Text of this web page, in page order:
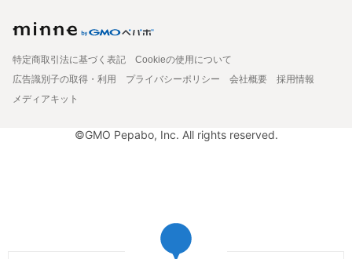
特定商取引法に基づく表記
Cookieの使用について
広告識別子の取得・利用
プライバシーポリシー 会社概要
採用情報
メディアキット
©GMO Pepabo, Inc. All rights reserved.